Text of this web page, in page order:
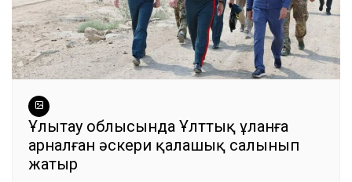
Ұлытау облысында Ұлттық ұланға
арналған әскери қалашық салынып
жатыр